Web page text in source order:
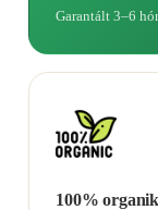
Garantált 3–6
100%